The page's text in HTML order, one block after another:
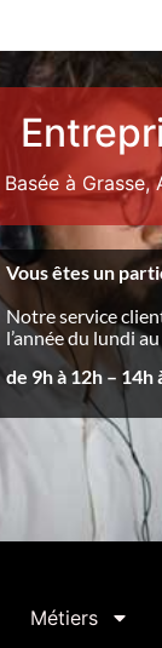
Basée à
Vous êtes un
Notre service
l’année du lundi
de 9h à 12h – 14h
Métiers